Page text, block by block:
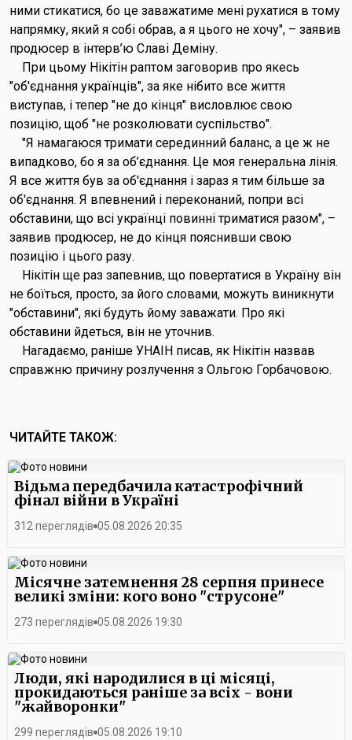
ними стикатися, бо це заважатиме мені рухатися в тому
напрямку, який я собі обрав, а я цього не хочу", – заявив
продюсер в інтерв’ю Славі Деміну.
При цьому Нікітін раптом заговорив про якесь
"об'єднання українців", за яке нібито все життя
виступав, і тепер "не до кінця" висловлює свою
позицію, щоб "не розколювати суспільство".
"Я намагаюся тримати серединний баланс, а це ж не
випадково, бо я за об’єднання. Це моя генеральна лінія.
Я все життя був за об'єднання і зараз я тим більше за
об'єднання. Я впевнений і переконаний, попри всі
обставини, що всі українці повинні триматися разом", –
заявив продюсер, не до кінця пояснивши свою
позицію і цього разу.
Нікітін ще раз запевнив, що повертатися в Україну він
не боїться, просто, за його словами, можуть виникнути
"обставини", які будуть йому заважати. Про які
обставини йдеться, він не уточнив.
Нагадаємо, раніше УНАІН писав, як Нікітін назвав
справжню причину розлучення з Ольгою Горбачовою.
ЧИТАЙТЕ ТАКОЖ:
Відьма передбачила катастрофічний
фінал війни в Україні
312 переглядів 05.08.2026 20:35
Місячне затемнення 28 серпня принесе
великі зміни: кого воно "струсоне"
273 переглядів 05.08.2026 19:30
Люди, які народилися в ці місяці,
прокидаються раніше за всіх - вони
"жайворонки"
299 переглядів 05.08.2026 19:10